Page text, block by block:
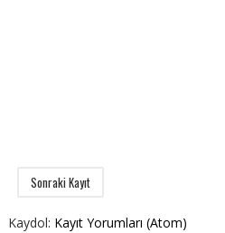
Sonraki Kayıt
Kaydol: Kayıt Yorumları (Atom)